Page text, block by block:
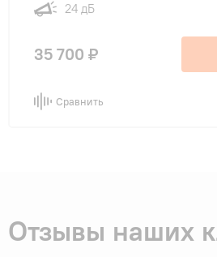
24 дБ
35 700 ₽
Сравнить
Отзывы наших